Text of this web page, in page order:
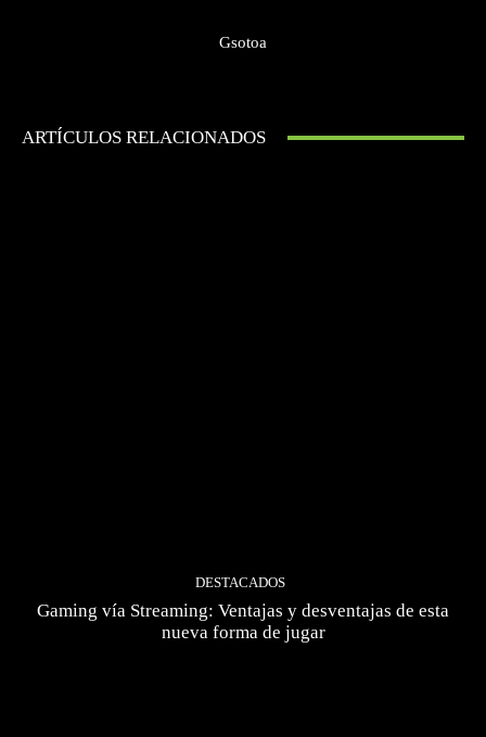
Gsotoa
ARTÍCULOS RELACIONADOS
DESTACADOS
Gaming vía Streaming: Ventajas y desventajas de esta
nueva forma de jugar